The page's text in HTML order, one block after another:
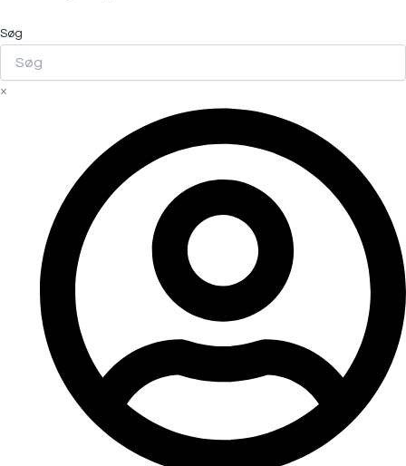
Søg
×